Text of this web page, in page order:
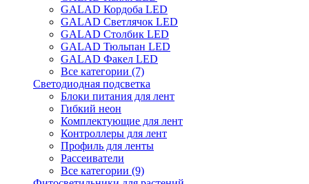
GALAD Кордоба LED
GALAD Светлячок LED
GALAD Столбик LED
GALAD Тюльпан LED
GALAD Факел LED
Все категории (7)
Светодиодная подсветка
Блоки питания для лент
Гибкий неон
Комплектующие для лент
Контроллеры для лент
Профиль для ленты
Рассеиватели
Все категории (9)